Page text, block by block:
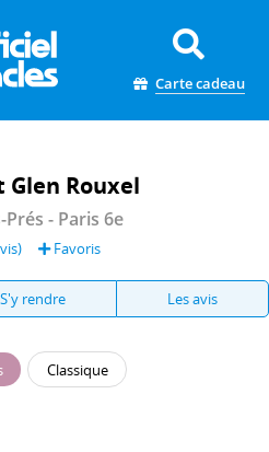
Carte cadeau
Rouxel
Prés - Paris 6e
Favoris
S'y rendre Les avis
Classique